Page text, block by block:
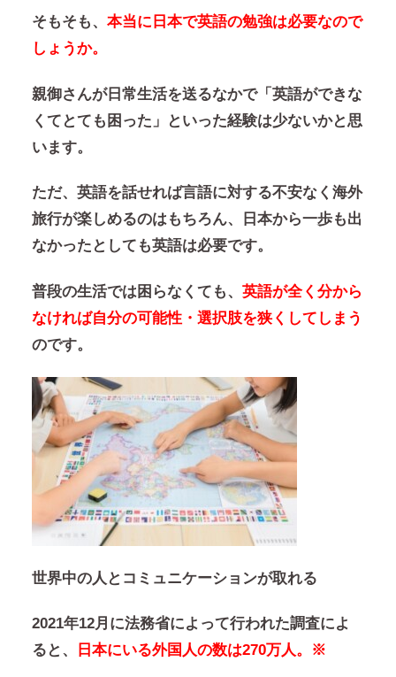
そもそも、 本当に日本で英語の勉強は必要なので
しょうか。
親御さんが日常生活を送るなかで「英語ができな
くてとても困った」といった経験は少ないかと思
います。
ただ、英語を話せれば言語に対する不安なく海外
旅行が楽しめるのはもちろん、日本から一歩も出
なかったとしても英語は必要です。
普段の生活では困らなくても、 英語が全く分から
なければ自分の可能性・選択肢を狭くしてしまう
のです。
世界中の人とコミュニケーションが取れる
2021年12月に法務省によって行われた調査によ
ると、
日本にいる外国人の数は270万人。※